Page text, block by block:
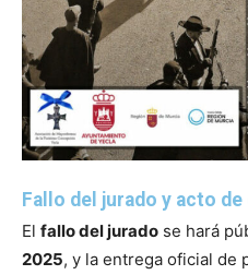
Fallo del jurado y acto
El fallo del jurado se hará
2025, y la entrega oficial de